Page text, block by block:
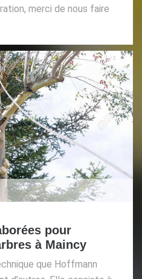
merci de nous faire
pour
à Maincy
que Hoffmann